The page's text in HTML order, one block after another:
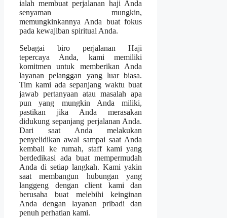
ialah membuat perjalanan haji Anda
senyaman mungkin,
memungkinkannya Anda buat fokus
pada kewajiban spiritual Anda.
Sebagai biro perjalanan Haji
tepercaya Anda, kami memiliki
komitmen untuk memberikan Anda
layanan pelanggan yang luar biasa.
Tim kami ada sepanjang waktu buat
jawab pertanyaan atau masalah apa
pun yang mungkin Anda miliki,
pastikan jika Anda merasakan
didukung sepanjang perjalanan Anda.
Dari saat Anda melakukan
penyelidikan awal sampai saat Anda
kembali ke rumah, staff kami yang
berdedikasi ada buat mempermudah
Anda di setiap langkah. Kami yakin
saat membangun hubungan yang
langgeng dengan client kami dan
berusaha buat melebihi keinginan
Anda dengan layanan pribadi dan
penuh perhatian kami.